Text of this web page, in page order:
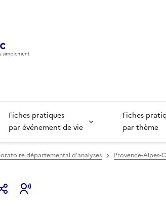
Fiches pratiques
par événement de vie
Fiches
par thème
départemental d'analyses Provence-Alpes-